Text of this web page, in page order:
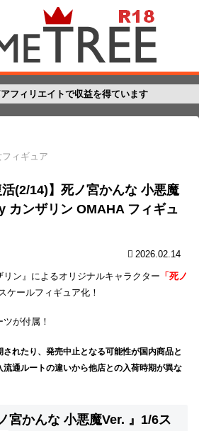
フィリエイトで収益を得ています
フィギュア
活(2/14)】死ノ宮かんな 小悪魔
カンザリン OMAHA フィギュ
2026.02.14
ン』によるオリジナルキャラクター 「死ノ
ケールフィギュア化！
が付属！
れたり、発売中止となる可能性が国内商品と
流通ルートの違いから他店との入荷時期が異な
宮かんな 小悪魔Ver. 』1/6ス